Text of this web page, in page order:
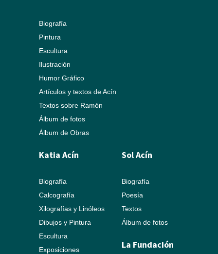
Biografía
Pintura
Escultura
Ilustración
Humor Gráfico
Artículos y textos de Acín
Textos sobre Ramón
Álbum de fotos
Álbum de Obras
Katia Acín
Biografía
Calcografía
Xilografías y Linóleos
Dibujos y Pintura
Escultura
Exposiciones
Sol Acín
Biografía
Poesía
Textos
Álbum de fotos
La Fundación